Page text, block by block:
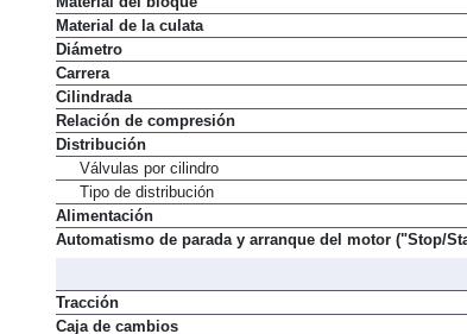
Material del bloque
Material de la culata
Diámetro
Carrera
Cilindrada
Relación de compresión
Distribución
Válvulas por cilindro
Tipo de distribución
Alimentación
Tracción